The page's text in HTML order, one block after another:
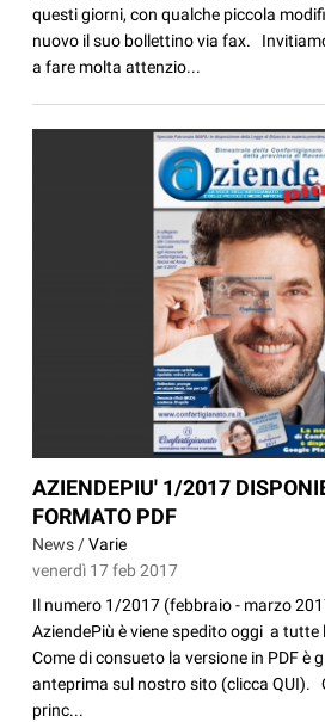
questi giorni, con qualche piccola
nuovo il suo bollettino via fax.
a fare molta attenzio...
AZIENDEPIU' 1/2017
FORMATO PDF
News /Varie
venerdì 17 feb 2017
Il numero 1/2017 (febbraio - marzo
AziendePiù è viene spedito oggi a tutte
Come di consueto la versione in PDF è
anteprima sul nostro sito (clicca QUI).
princ...